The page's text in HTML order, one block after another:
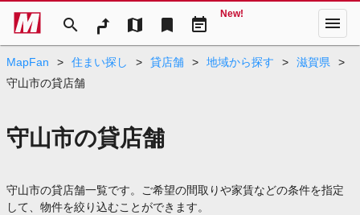
search map bookmark event_note
New! menu
MapFan > 住まい探し > 貸店舗 > 地域から探す > 滋賀県
>
守山市の貸店舗
守山市の貸店舗
守山市の貸店舗一覧です。ご希望の間取りや家賃などの条件を指定
して、物件を絞り込むことができます。